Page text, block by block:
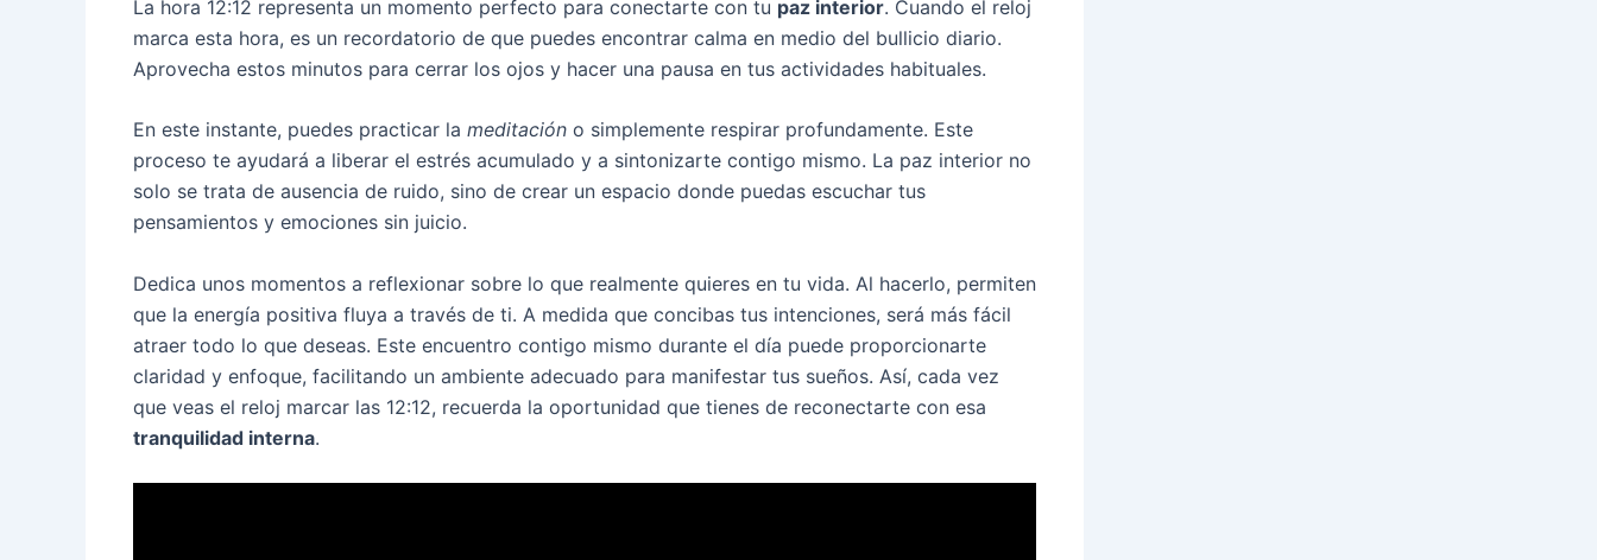
La hora 12:12 representa un momento perfecto para conectarte con tu paz interior. Cuando el reloj
marca esta hora, es un recordatorio de que puedes encontrar calma en medio del bullicio diario.
Aprovecha estos minutos para cerrar los ojos y hacer una pausa en tus actividades habituales.
En este instante, puedes practicar la meditación o simplemente respirar profundamente. Este
proceso te ayudará a liberar el estrés acumulado y a sintonizarte contigo mismo. La paz interior no
solo se trata de ausencia de ruido, sino de crear un espacio donde puedas escuchar tus
pensamientos y emociones sin juicio.
Dedica unos momentos a reflexionar sobre lo que realmente quieres en tu vida. Al hacerlo, permiten
que la energía positiva fluya a través de ti. A medida que concibas tus intenciones, será más fácil
atraer todo lo que deseas. Este encuentro contigo mismo durante el día puede proporcionarte
claridad y enfoque, facilitando un ambiente adecuado para manifestar tus sueños. Así, cada vez
que veas el reloj marcar las 12:12, recuerda la oportunidad que tienes de reconectarte con esa
tranquilidad interna.